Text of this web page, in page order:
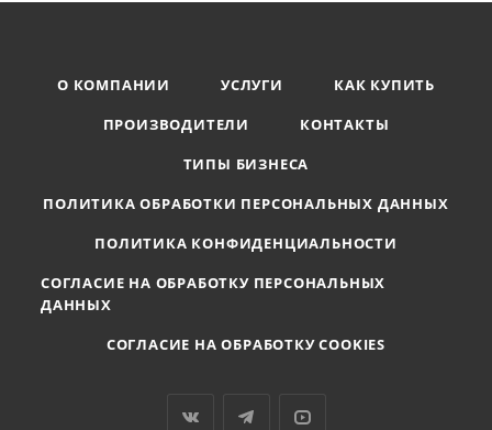
О КОМПАНИИ УСЛУГИ
КАК КУПИТЬ
ПРОИЗВОДИТЕЛИ
КОНТАКТЫ
ТИПЫ БИЗНЕСА
ПОЛИТИКА ОБРАБОТКИ ПЕРСОНАЛЬНЫХ ДАННЫХ
ПОЛИТИКА КОНФИДЕНЦИАЛЬНОСТИ
СОГЛАСИЕ НА ОБРАБОТКУ ПЕРСОНАЛЬНЫХ
ДАННЫХ
СОГЛАСИЕ НА ОБРАБОТКУ COOKIES